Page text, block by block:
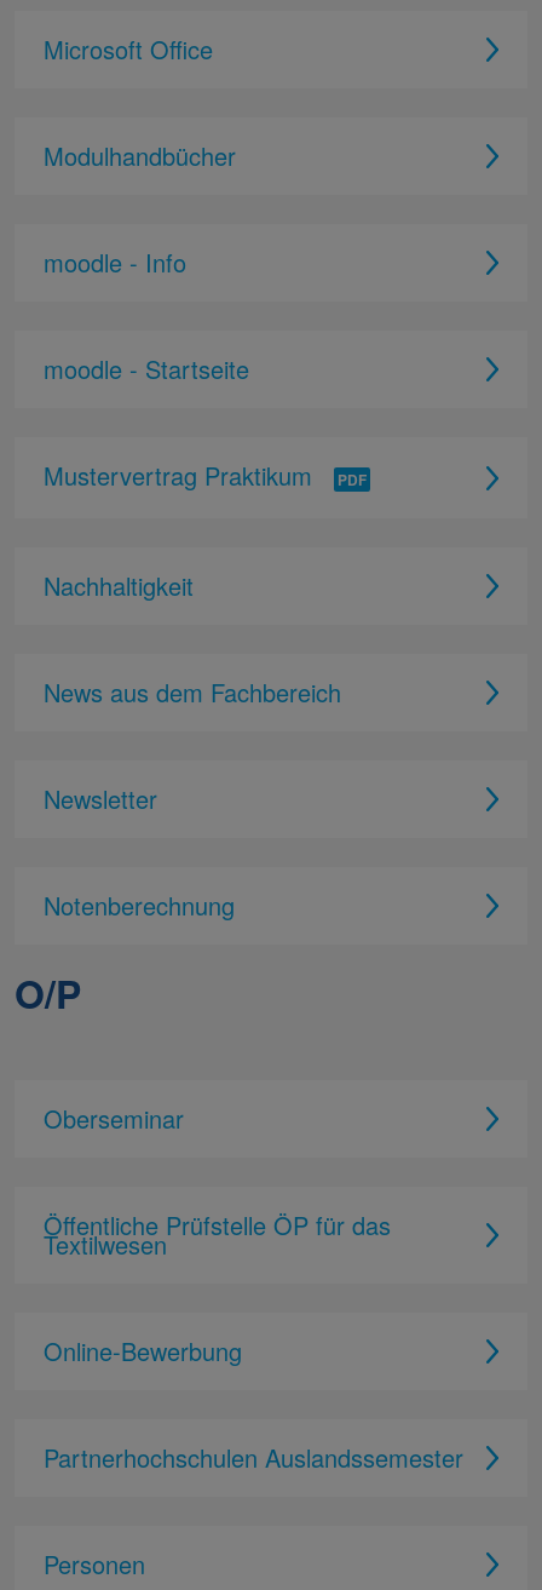
Microsoft Office
Modulhandbücher
moodle - Info
moodle - Startseite
Mustervertrag Praktikum
Nachhaltigkeit
News aus dem Fachbereich
Newsletter
Notenberechnung
O/P
Oberseminar
Öffentliche Prüfstelle ÖP für das
Textilwesen
Online-Bewerbung
Partnerhochschulen Auslandssemester
Personen